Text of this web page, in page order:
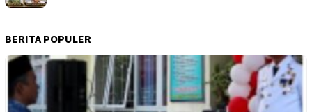
BERITA POPULER